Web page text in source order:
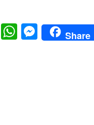
Email Share